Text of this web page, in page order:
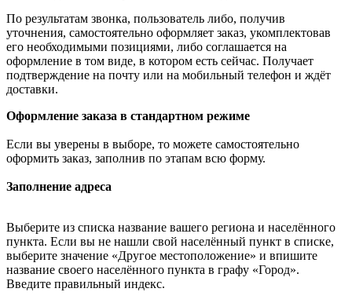
По результатам звонка, пользователь либо, получив
уточнения, самостоятельно оформляет заказ, укомплектовав
его необходимыми позициями, либо соглашается на
оформление в том виде, в котором есть сейчас. Получает
подтверждение на почту или на мобильный телефон и ждёт
доставки.
Оформление заказа в стандартном режиме
Если вы уверены в выборе, то можете самостоятельно
оформить заказ, заполнив по этапам всю форму.
Заполнение адреса
Выберите из списка название вашего региона и населённого
пункта. Если вы не нашли свой населённый пункт в списке,
выберите значение «Другое местоположение» и впишите
название своего населённого пункта в графу «Город».
Введите правильный индекс.